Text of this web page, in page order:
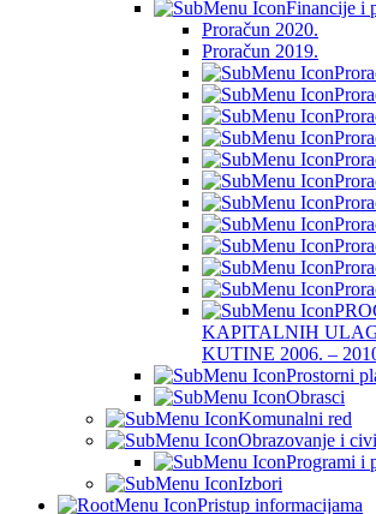
Financije i
Proračun 2020.
Proračun 2019.
KAPITALNIH
KUTINE 2006. –
Prostorni
Obrasci
Komunalni red
Obrazovanje i
Programi i
Izbori
Pristup informacijama